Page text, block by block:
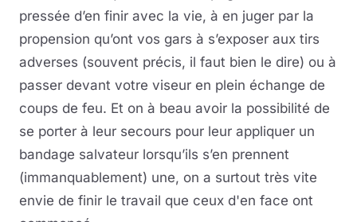
pressée d’en finir avec la vie, à en juger par la
propension qu’ont vos gars à s’exposer aux tirs
adverses (souvent précis, il faut bien le dire) ou à
passer devant votre viseur en plein échange de
coups de feu. Et on à beau avoir la possibilité de
se porter à leur secours pour leur appliquer un
bandage salvateur lorsqu’ils s’en prennent
(immanquablement) une, on a surtout très vite
envie de finir le travail que ceux d'en face ont